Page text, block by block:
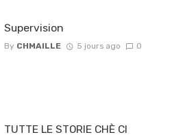
Supervision
By CHMAILLE 5 jours ago 0
TUTTE LE STORIE CHÈ CI